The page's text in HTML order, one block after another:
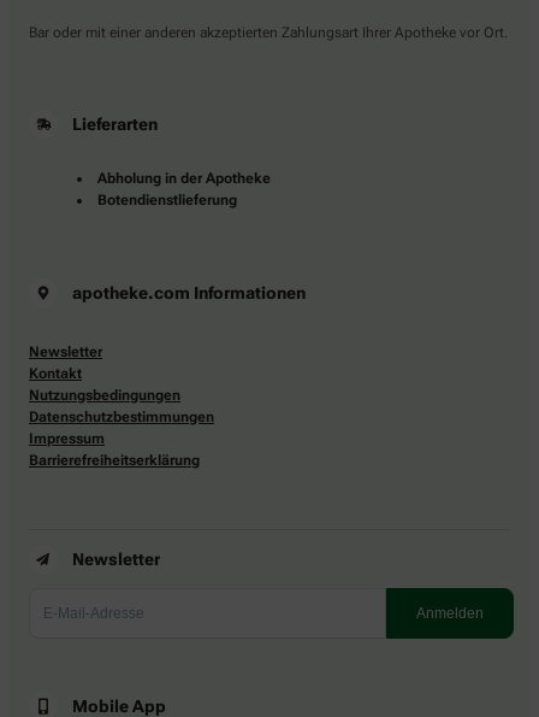
Bar oder mit einer anderen akzeptierten Zahlungsart Ihrer Apotheke vor Ort.
Lieferarten
Abholung in der Apotheke
Botendienstlieferung
apotheke.com Informationen
Newsletter
Kontakt
Nutzungsbedingungen
Datenschutzbestimmungen
Impressum
Barrierefreiheitserklärung
Newsletter
Mobile App